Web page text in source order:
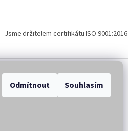
Odmítnout Souhlasím
Jsme držitelem certifikátu ISO 9001:2016